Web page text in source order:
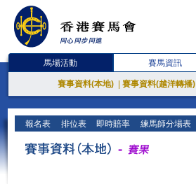
馬場活動 賽馬資訊
賽事資料(本地) 賽事資料(越洋轉播)
報名表 排位表 即時賠率 練馬師分場表